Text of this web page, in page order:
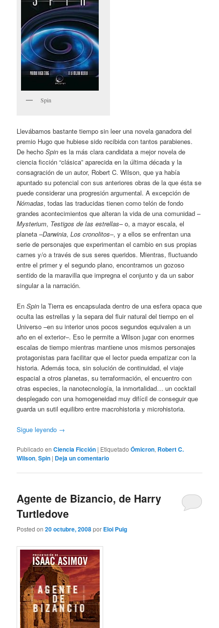
Spin
Llevábamos bastante tiempo sin leer una novela ganadora del
premio Hugo que hubiese sido recibida con tantos parabienes.
De hechoSpin es la más clara candidata a mejor novela de
ciencia ficción “clásica” aparecida en la última década y la
consagración de un autor, Robert C. Wilson, que ya había
apuntado su potencial con sus anteriores obras de la que ésta se
puede considerar una progresión argumental. A excepción de
Nómadas, todas las traducidas tienen como telón de fondo
grandes acontecimientos que alteran la vida de una comunidad –
Mysterium, Testigos de las estrellas– o, a mayor escala, el
planeta –Darwinia,Los cronolitos–, y a ellos se enfrentan una
serie de personajes que experimentan el cambio en sus propias
carnes y/o a través de sus seres queridos. Mientras, fluctuando
entre el primer y el segundo plano, encontramos un gozoso
sentido de la maravilla que impregna el conjunto y da un sabor
singular a la narración.
EnSpinla Tierra es encapsulada dentro de una esfera opaca que
oculta las estrellas y la separa del fluir natural del tiempo en el
Universo –en su interior unos pocos segundos equivalen a un
año en el exterior–. Eso le permite a Wilson jugar con enormes
escalas de tiempo mientras mantiene unos mismos personajes
protagonistas para facilitar que el lector pueda empatizar con la
historia. Además toca, sin solución de continuidad, el viaje
espacial a otros planetas, su terraformación, el encuentro con
otras especies, la nanotecnología, la inmortalidad… un cocktail
desplegado con una homogeneidad muy difícil de conseguir que
guarda un sutil equilibro entre macrohistoria y microhistoria.
Sigue leyendo →
Publicado en Ciencia Ficción | Etiquetado Ómicron, Robert C.
Wilson,Spin | Deja un comentario
Agente de Bizancio, de Harry
Turtledove
Posted on20 octubre, 2008por Eloi Puig